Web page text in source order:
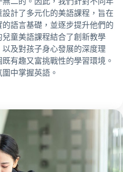
計了多元化的美語課程，旨在
語言基礎，並逐步提升他們的
童美語課程結合了創新教學
及對孩子身心發展的深度理
有趣又富挑戰性的學習環境。
中掌握英語。